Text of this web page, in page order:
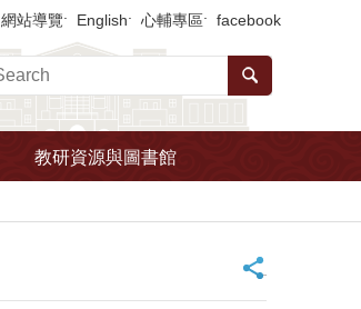
網站導覽 English 心輔專區 facebook
教研資源與圖書館
_